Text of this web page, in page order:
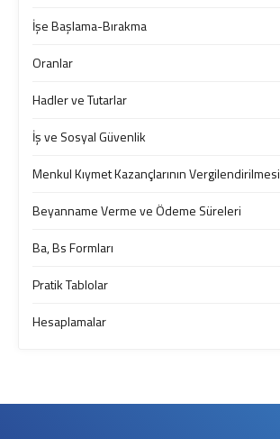
İşe Başlama-Bırakma
Oranlar
Hadler ve Tutarlar
İş ve Sosyal Güvenlik
Menkul Kıymet Kazançlarının Vergilendirilmesi
Beyanname Verme ve Ödeme Süreleri
Ba, Bs Formları
Pratik Tablolar
Hesaplamalar